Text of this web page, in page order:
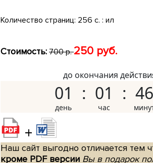
Количество страниц: 256 с. : ил
Стоимость: 700 р.250 руб.
до окончания
01 01 46
+
Наш сайт выгодно отличается тем
кроме PDF версии Вы в подарок